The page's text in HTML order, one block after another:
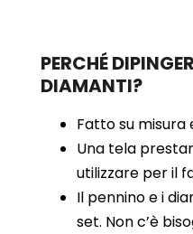
PERCHÉ
DIAMANTI?
Fatto su misura
Una tela
utilizzare per il
Il pennino e i
set. Non c’è